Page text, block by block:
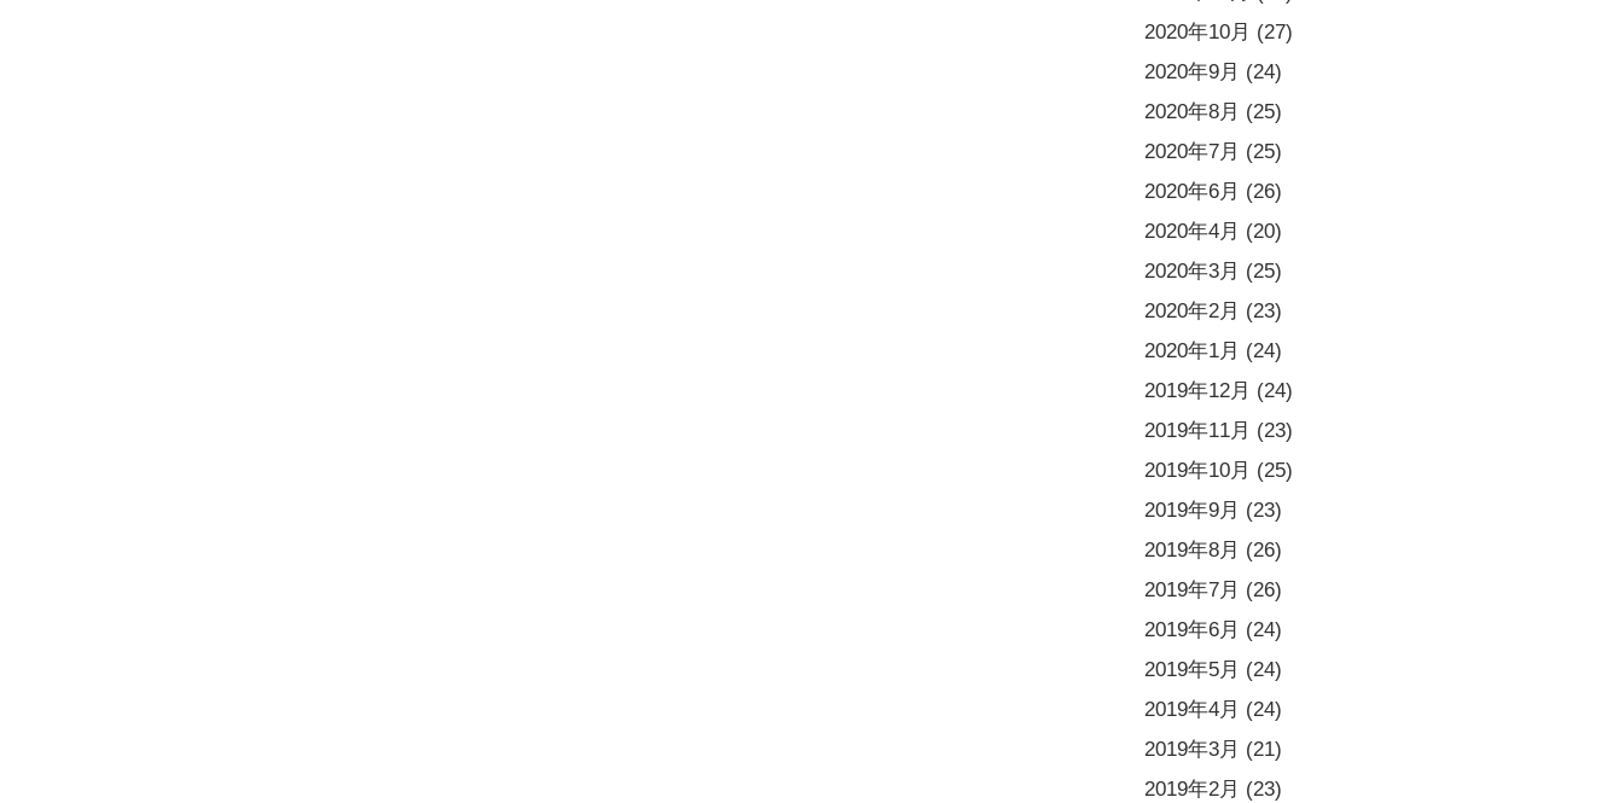
2020年10月 (27)
2020年9月 (24)
2020年8月 (25)
2020年7月 (25)
2020年6月 (26)
2020年4月 (20)
2020年3月 (25)
2020年2月 (23)
2020年1月 (24)
2019年12月 (24)
2019年11月 (23)
2019年10月 (25)
2019年9月 (23)
2019年8月 (26)
2019年7月 (26)
2019年6月 (24)
2019年5月 (24)
2019年4月 (24)
2019年3月 (21)
2019年2月 (23)